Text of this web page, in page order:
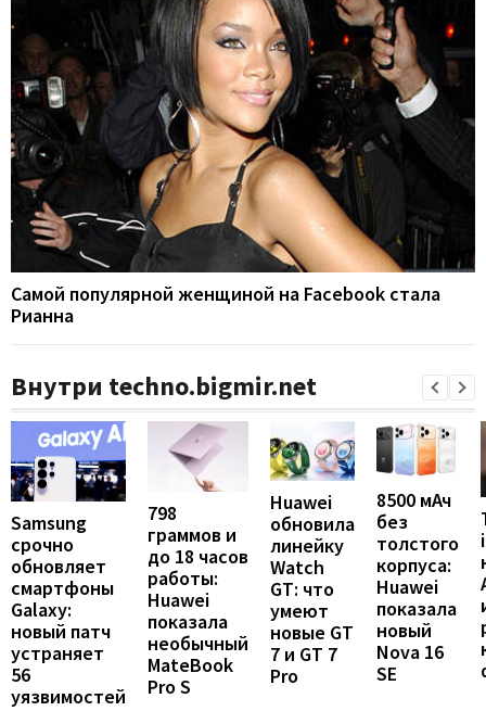
Самой популярной женщиной на Facebook стала
Рианна
Внутри techno.bigmir.net
Samsung
срочно
обновляет
смартфоны
Galaxy:
новый патч
устраняет
56
уязвимостей
798
граммов и
до 18 часов
работы:
Huawei
показала
необычный
MateBook
Pro S
Huawei
обновила
линейку
Watch
GT: что
умеют
новые GT
7 и GT 7
Pro
8500 мАч
без
толстого
корпуса:
Huawei
показала
новый
Nova 16
SE